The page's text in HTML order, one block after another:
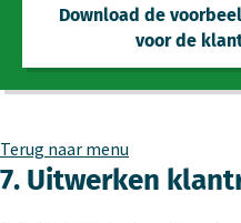
Download de
voor de
Terug naar menu
7. Uitwerken